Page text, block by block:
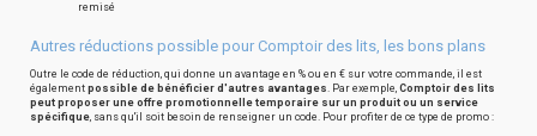
remisé
Autres réductions possible pour Comptoir des lits, les bons plans
Outre le code de réduction, qui donne un avantage en % ou en € sur votre commande, il est
également possible de bénéficier d'autres avantages. Par exemple, Comptoir des lits
peut proposer une offre promotionnelle temporaire sur un produit ou un service
spécifique, sans qu'il soit besoin de renseigner un code. Pour profiter de ce type de promo :